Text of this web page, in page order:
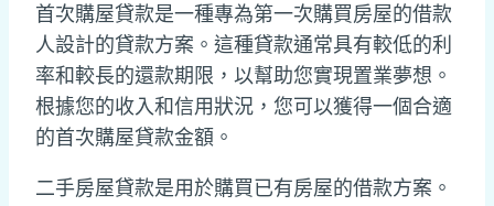
首次購屋貸款是一種專為第一次購買房屋的借款
人設計的貸款方案。這種貸款通常具有較低的利
率和較長的還款期限，以幫助您實現置業夢想。
根據您的收入和信用狀況，您可以獲得一個合適
的首次購屋貸款金額。
二手房屋貸款是用於購買已有房屋的借款方案。